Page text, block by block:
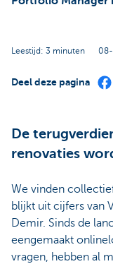
Leestijd: 3 minuten
Deel deze pagina
De
renovaties
We vinden
blijkt uit cijfers van
Demir. Sinds de
eengemaakt
vragen, hebben al